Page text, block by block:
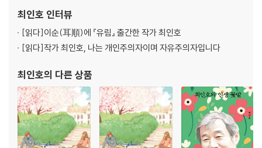
서, 청년 문화의 아이콘으로서 한 시대를 담당해 왔다.
최인호 인터뷰
[읽다]이순(耳順)에 『유림』 출간한 작가 최인호
[읽다]작가 최인호, 나는 개인주의자이며 자유주의자입니다
최인호의 다른 상품